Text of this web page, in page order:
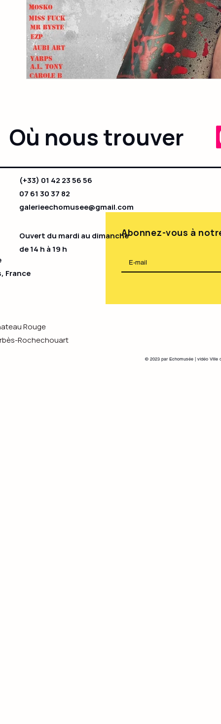
Où nous trouver
Abonnez-vous à
© 2023 par Echomusée | vidéo Ville
France
Rouge
Rochechouart
(+33) 01 42 23 56 56
07 61 30 37 82
galerieechomusee@gmail.com
Ouvert du mardi au dimanche
de 14 h à 19 h​